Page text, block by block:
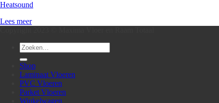
Heatsound
Lees meer
Zoeken
naar:
Shop
Laminaat Vloeren
PVC Vloeren
Parket Vloeren
Winkelwagen